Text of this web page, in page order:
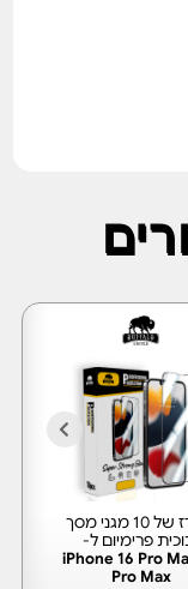
מארז של 10 מגני מסך
פרימיום ל-
iPhone 16 Pro
Pro Max